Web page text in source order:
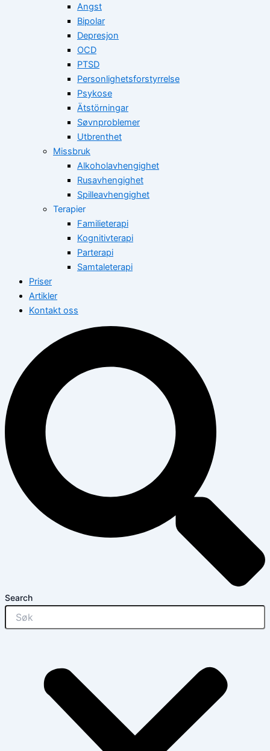
Angst
Bipolar
Depresjon
OCD
PTSD
Personlighetsforstyrrelse
Psykose
Ätstörningar
Søvnproblemer
Utbrenthet
Missbruk
Alkoholavhengighet
Rusavhengighet
Spilleavhengighet
Terapier
Familieterapi
Kognitivterapi
Parterapi
Samtaleterapi
Priser
Artikler
Kontakt oss
Search